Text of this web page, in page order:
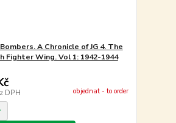
A Chronicle of JG 4. The
Fighter Wing. Vol 1: 1942-1944
DPH objednat - to order